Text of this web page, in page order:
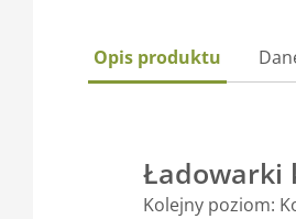
Opis produktu
Ładowarki
Kolejny poziom: